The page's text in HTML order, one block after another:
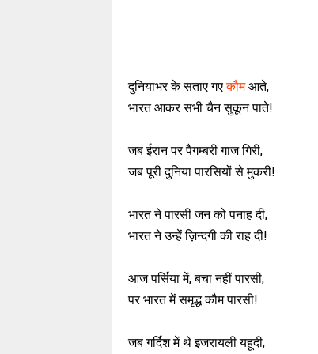
दुनियाभर के सताए गएकौमआते,
भारत आकर सभी चैन सुकून पाते!
जब ईरान पर पैगम्बरी गाज गिरी,
जब पूरी दुनिया पारसियों से मुकरी!
भारत ने पारसी जन को पनाह दी,
भारत ने उन्हें ज़िन्दगी की राह दी!
आज पर्सिया में, बचा नहीं पारसी,
पर भारत में समृद्ध कौम पारसी!
जब गर्दिश में थे इजरायली यहूदी,